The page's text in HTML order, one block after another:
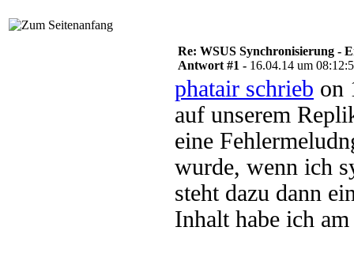
Re: WSUS Synchronisierung -
Antwort #1 - 16.04.14 um
phatair schrieb on
auf unserem
eine
wurde, wenn ich
steht dazu dann
Inhalt habe ich